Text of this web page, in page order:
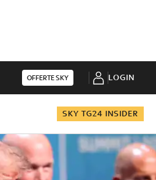
OFFERTE SKY LOGIN
SKY TG24 INSIDER